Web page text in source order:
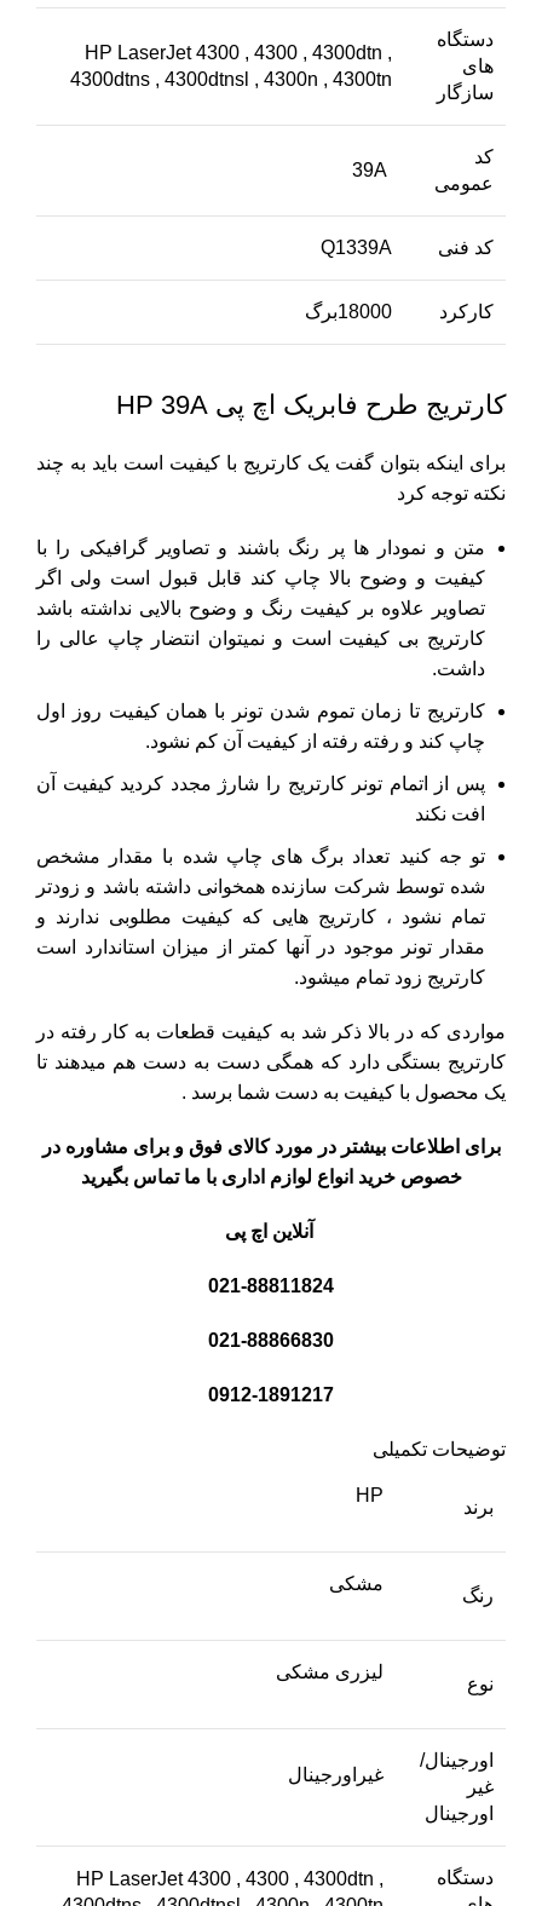
دستگاه
های
سازگار
HP LaserJet 4300 , 4300 , 4300dtn ,
4300dtns , 4300dtnsl , 4300n , 4300tn
کد
عمومی
کد فنی Q1339A
کارکرد 18000برگ
کارتریج طرح فابریک اچ پی HP 39A
برای اینکه بتوان گفت یک کارتریج با کیفیت است باید به چند
نکته توجه کرد
متن و نمودار ها پر رنگ باشند و تصاویر گرافیکی را با
کیفیت و وضوح بالا چاپ کند قابل قبول است ولی اگر
تصاویر علاوه بر کیفیت رنگ و وضوح بالایی نداشته باشد
کارتریج بی کیفیت است و نمیتوان انتضار چاپ عالی را
داشت.
کارتریج تا زمان تموم شدن تونر با همان کیفیت روز اول
چاپ کند و رفته رفته از کیفیت آن کم نشود.
پس از اتمام تونر کارتریج را شارژ مجدد کردید کیفیت آن
افت نکند
تو جه کنید تعداد برگ های چاپ شده با مقدار مشخص
شده توسط شرکت سازنده همخوانی داشته باشد و زودتر
تمام نشود ، کارتریج هایی که کیفیت مطلوبی ندارند و
مقدار تونر موجود در آنها کمتر از میزان استاندارد است
کارتریج زود تمام میشود.
مواردی که در بالا ذکر شد به کیفیت قطعات به کار رفته در
کارتریج بستگی دارد که همگی دست به دست هم میدهند تا
یک محصول با کیفیت به دست شما برسد .
برای اطلاعات بیشتر در مورد کالای فوق و برای مشاوره در
خصوص خرید انواع لوازم اداری با ما تماس بگیرید
آنلاین اچ پی
021-88811824
021-88866830
0912-1891217
توضیحات تکمیلی
برند
HP
رنگ
مشکی
نوع
لیزری مشکی
اورجینال/
غیر
اورجینال
غیراورجینال
دستگاه
HP LaserJet 4300 , 4300 , 4300dtn ,